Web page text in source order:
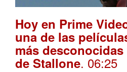
Hoy en Prime
una de las
más
de Stallone. 06:25